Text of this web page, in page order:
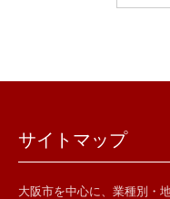
サイトマップ
大阪市を中心に、業種別・